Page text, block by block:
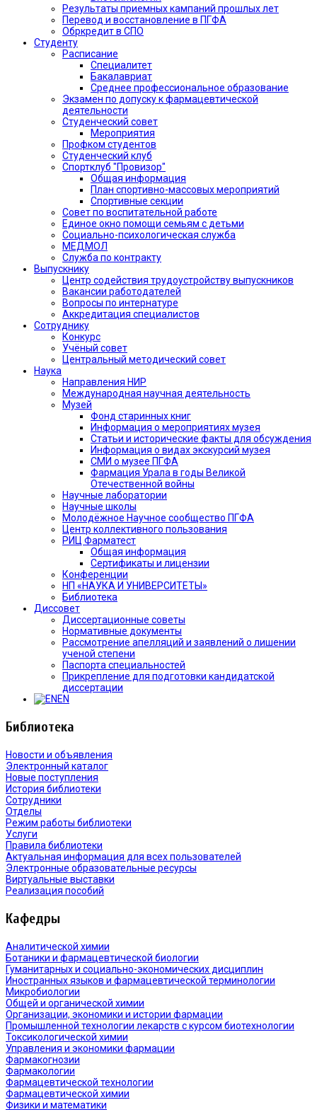
Результаты приемных кампаний прошлых лет
Перевод и восстановление в ПГФА
Обркредит в СПО
Студенту
Расписание
Специалитет
Бакалавриат
Среднее профессиональное образование
Экзамен по допуску к фармацевтической
деятельности
Студенческий совет
Мероприятия
Профком студентов
Студенческий клуб
Спортклуб "Провизор"
Общая информация
План спортивно-массовых мероприятий
Спортивные секции
Совет по воспитательной работе
Единое окно помощи семьям с детьми
Социально-психологическая служба
МЕДМОЛ
Служба по контракту
Выпускнику
Центр содействия трудоустройству выпускников
Вакансии работодателей
Вопросы по интернатуре
Аккредитация специалистов
Сотруднику
Конкурс
Учёный совет
Центральный методический совет
Наука
Направления НИР
Международная научная деятельность
Музей
Фонд старинных книг
Информация о мероприятиях музея
Статьи и исторические факты для обсуждения
Информация о видах экскурсий музея
СМИ о музее ПГФА
Фармация Урала в годы Великой
Отечественной войны
Научные лаборатории
Научные школы
Молодёжное Научное сообщество ПГФА
Центр коллективного пользования
РИЦ Фарматест
Общая информация
Сертификаты и лицензии
Конференции
НП «НАУКА И УНИВЕРСИТЕТЫ»
Библиотека
Диссовет
Диссертационные советы
Нормативные документы
Рассмотрение апелляций и заявлений о лишении
ученой степени
Паспорта специальностей
Прикрепление для подготовки кандидатской
диссертации
EN
Библиотека
Новости и объявления
Электронный каталог
Новые поступления
История библиотеки
Сотрудники
Отделы
Режим работы библиотеки
Услуги
Правила библиотеки
Актуальная информация для всех пользователей
Электронные образовательные ресурсы
Виртуальные выставки
Реализация пособий
Кафедры
Аналитической химии
Ботаники и фармацевтической биологии
Гуманитарных и социально-экономических дисциплин
Иностранных языков и фармацевтической терминологии
Микробиологии
Общей и органической химии
Организации, экономики и истории фармации
Промышленной технологии лекарств с курсом биотехнологии
Токсикологической химии
Управления и экономики фармации
Фармакогнозии
Фармакологии
Фармацевтической технологии
Фармацевтической химии
Физики и математики